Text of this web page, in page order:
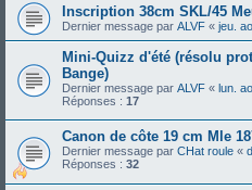
Inscription 38cm SKL/45
Dernier message par ALVF « jeu.
Mini-Quizz d'été (résolu
Bange)
Dernier message par ALVF « lun.
Réponses : 17
Canon de côte 19 cm Mle
Dernier message par CHat roule «
Réponses : 32